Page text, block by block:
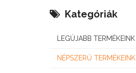
Kategóriák
LEGÚJABB TERMÉKEINK
NÉPSZERŰ TERMÉKEINK